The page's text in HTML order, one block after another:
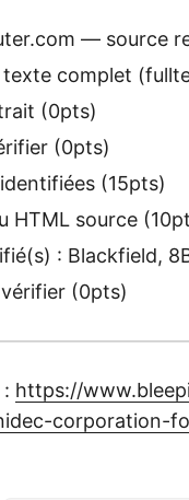
— source
texte complet
(0pts)
(0pts)
(15pts)
HTML source
: Blackfield,
vérifier (0pts)
: https://
corporation-